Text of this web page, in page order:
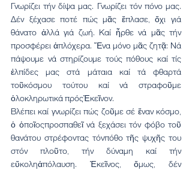
Γνωρίζει τήν δίψα μας. Γνωρίζει τόν πόνο μας.
Δέν ξέχασε ποτέ πώς μᾶς ἔπλασε, ὄχι γιά
θάνατο ἀλλά γιά ζωή. Καί ἦρθε νά μᾶς τήν
προσφέρει ἁπλόχερα. Ἕνα μόνο μᾶς ζητᾷ: Νά
πάψουμε νά στηρίζουμε τούς πόθους καί τίς
ἐλπίδες μας στά μάταια καί τά φθαρτά
τοῦκόσμου τούτου καί νά στραφοῦμε
ὁλοκληρωτικά πρόςἘκεῖνον.
Βλέπει καί γνωρίζει πώς ζοῦμε σέ ἕναν κόσμο,
ὁ ὁποῖοςπροσπαθεῖ νά ξεχάσει τόν φόβο τοῦ
θανάτου στρέφοντας τόνπόθο τῆς ψυχῆς του
στόν πλοῦτο, τήν δύναμη καί τήν
εὔκοληἀπόλαυση. Ἐκεῖνος, ὅμως, δέν